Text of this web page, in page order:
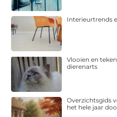
Interieurtrends
Vlooien en
dierenarts
Overzichtsgids
het hele jaar